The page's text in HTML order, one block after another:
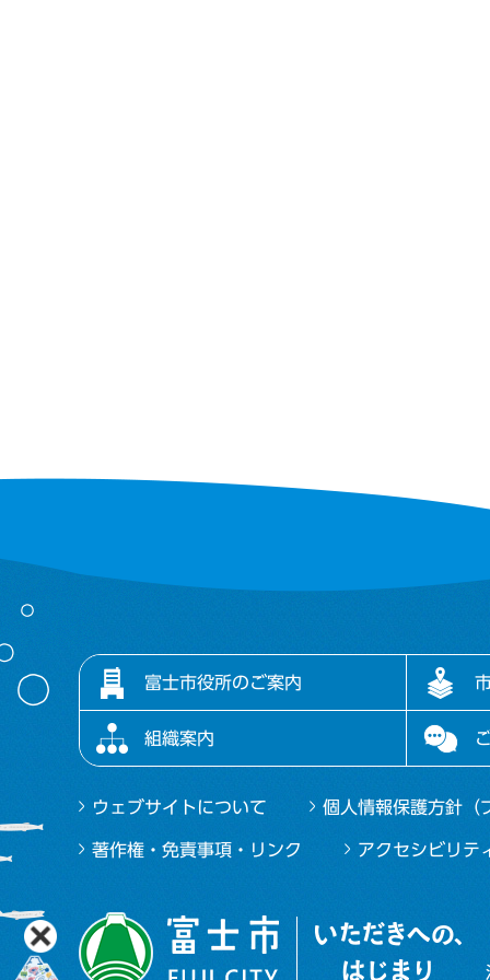
富士市役所のご案内
組織案内
ウェブサイトについて 個人情報保護方針（
著作権・免責事項・リンク アクセシビリテ